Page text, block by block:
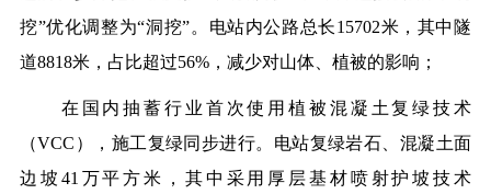
挖”优化调整为“洞挖”。 电站内公路总长15702米，其中隧
道8818米，占比超过56%，减少对山体、植被的影响；
在国内抽蓄行业首次使用植被混凝土复绿技术
（VCC） ，施工复绿同步进行。电站复绿岩石、混凝土面
边坡 41万平方米，其中采用厚层基材喷射护坡技术